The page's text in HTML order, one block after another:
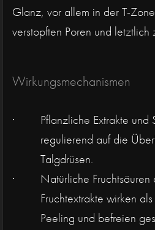
Glanz, vor allem in der T-
verstopften Poren und letztlich
Wirkungsmechanismen
Pflanzliche Extrakte
regulierend auf die
Talgdrüsen.
Natürliche Fruchtsäuren
Fruchtextrakte wirken
Peeling und befreien